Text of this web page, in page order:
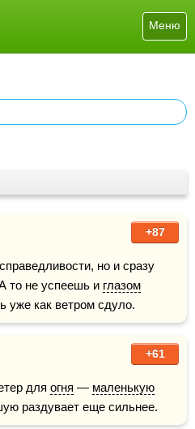
Меню
+87
но и сразу
то не успеешь и глазом
уже как ветром сдуло.
+61
для огня — маленькую
раздувает еще сильнее.